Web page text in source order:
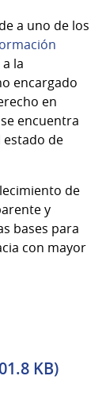
a uno de los
la
encargado
en
encuentra
estado de
de
y
bases para
con mayor
KB)